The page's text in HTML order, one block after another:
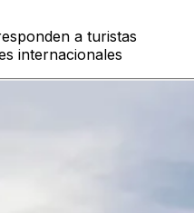
a turistas
internacionales